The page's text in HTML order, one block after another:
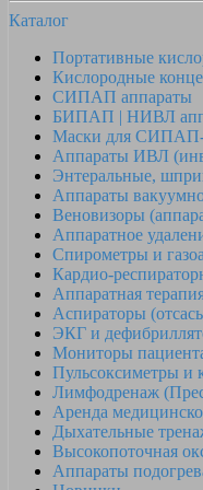
Каталог
Портативные
Кислородные
СИПАП аппараты
БИПАП | НИВЛ
Маски для
Аппараты ИВЛ
Энтеральные,
Аппараты
Веновизоры
Аппаратное
Спирометры и
Кардио-
Аппаратная
Аспираторы
ЭКГ и
Мониторы
Пульсоксиметры и
Лимфодренаж
Аренда
Дыхательные
Высокопоточная
Аппараты